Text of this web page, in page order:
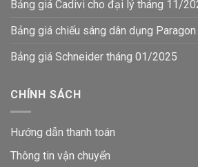
Bảng giá Cadivi cho đại lý tháng 11/
Bảng giá chiếu sáng dân dụng
Bảng giá Schneider tháng 01/2025
CHÍNH SÁCH
Hướng dẫn thanh toán
Thông tin vận chuyển